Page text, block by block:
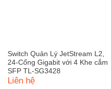
Switch Quản Lý JetStream L2,
24-Cổng Gigabit với 4 Khe cắm
SFP TL-SG3428
Liên hệ